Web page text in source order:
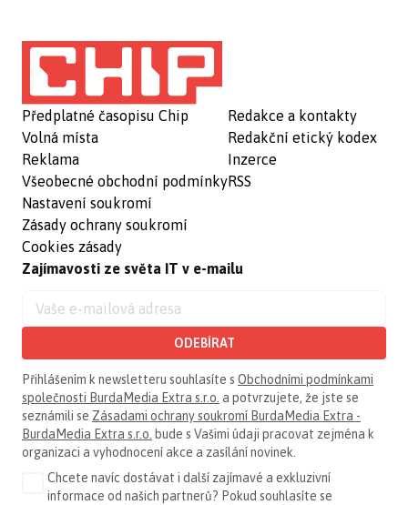
Předplatné časopisu Chip
Volná místa
Reklama
Všeobecné obchodní podmínky
Nastavení soukromí
Zásady ochrany soukromí
Cookies zásady
Redakce a kontakty
Redakční etický kodex
Inzerce
RSS
Zajímavosti ze světa IT v e-mailu
ODEBÍRAT
Přihlášením k newsletteru souhlasíte s Obchodními podmínkami
společnosti BurdaMedia Extra s.r.o. a potvrzujete, že jste se
seznámili se Zásadami ochrany soukromí BurdaMedia Extra -
BurdaMedia Extra s.r.o. bude s Vašimi údaji pracovat zejména k
organizaci a vyhodnocení akce a zasílání novinek.
Chcete navíc dostávat i další zajímavé a exkluzivní
informace od našich partnerů? Pokud souhlasíte se